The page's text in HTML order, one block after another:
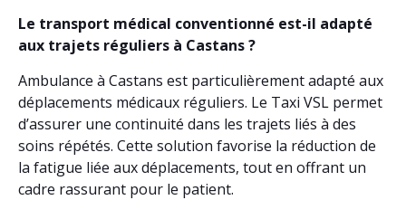
Le transport médical conventionné est-il adapté
aux trajets réguliers à Castans ?
Ambulance à Castans est particulièrement adapté aux
déplacements médicaux réguliers. Le Taxi VSL permet
d’assurer une continuité dans les trajets liés à des
soins répétés. Cette solution favorise la réduction de
la fatigue liée aux déplacements, tout en offrant un
cadre rassurant pour le patient.